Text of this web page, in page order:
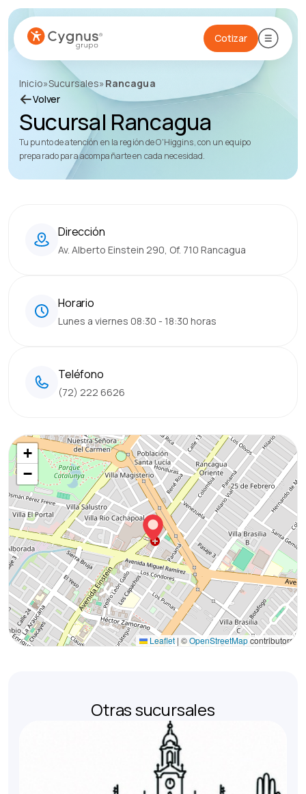
Cotizar
Inicio»Sucursales» Rancagua
Volver
Sucursal Rancagua
Tu punto de atención en la región de O'Higgins, con un equipo
preparado para acompañarte en cada necesidad.
Dirección
Av. Alberto Einstein 290, Of. 710 Rancagua
Horario
Lunes a viernes 08:30 - 18:30 horas
Teléfono
(72) 222 6626
+
−
Leaflet | ©OpenStreetMapcontributors
Otras sucursales